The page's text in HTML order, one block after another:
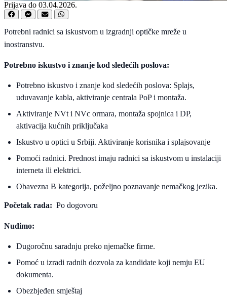
Prijava do 03.04.2026.
Potrebni radnici sa iskustvom u izgradnji optičke mreže u
inostranstvu.
Potrebno iskustvo i znanje kod sledećih poslova:
Potrebno iskustvo i znanje kod sledećih poslova: Splajs,
uduvavanje kabla, aktiviranje centrala PoP i montaža.
Aktiviranje NVt i NVc ormara, montaža spojnica i DP,
aktivacija kućnih priključaka
Iskustvo u optici u Srbiji. Aktiviranje korisnika i splajsovanje
Pomoći radnici. Prednost imaju radnici sa iskustvom u instalaciji
interneta ili elektrici.
Obavezna B kategorija, poželjno poznavanje nemačkog jezika.
Početak rada: Po dogovoru
Nudimo:
Dugoročnu saradnju preko njemačke firme.
Pomoć u izradi radnih dozvola za kandidate koji nemju EU
dokumenta.
Obezbjeđen smještaj